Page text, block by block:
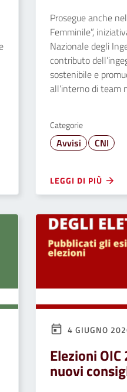
Prosegue anche
Femminile”,
Nazionale degli
contributo
sostenibile e
all’interno di team
Categorie
Avvisi CNI
LEGGI DI PIÙ
4 GIUGNO
Elezioni
nuovi